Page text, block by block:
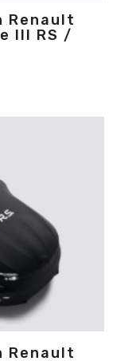
Renault
III RS /
Renault